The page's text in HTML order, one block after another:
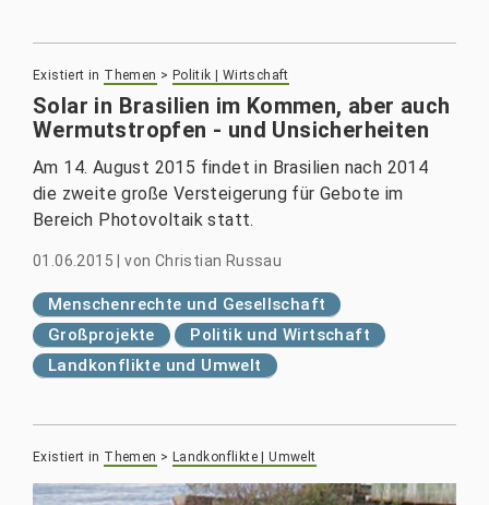
Existiert in Themen > Politik | Wirtschaft
Solar in Brasilien im Kommen, aber auch
Wermutstropfen - und Unsicherheiten
Am 14. August 2015 findet in Brasilien nach 2014
die zweite große Versteigerung für Gebote im
Bereich Photovoltaik statt.
01.06.2015 |von Christian Russau
Menschenrechte und Gesellschaft
Großprojekte
Politik und Wirtschaft
Landkonflikte und Umwelt
Existiert in Themen > Landkonflikte | Umwelt